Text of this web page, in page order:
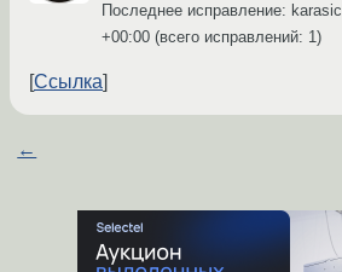
Последнее исправление: karasic
+00:00 (всего исправлений: 1)
Ссылка
←